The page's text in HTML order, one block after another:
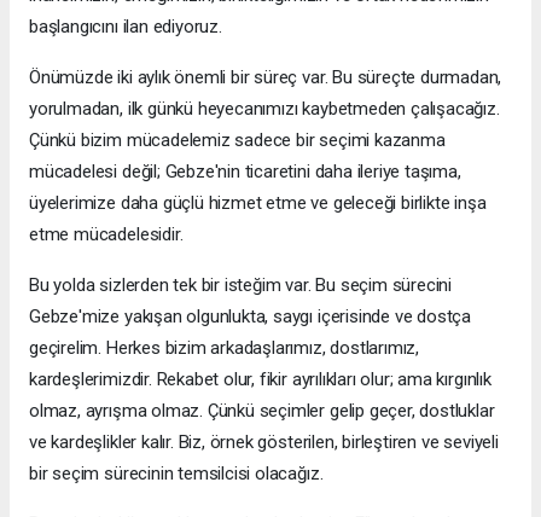
başlangıcını ilan ediyoruz.
Önümüzde iki aylık önemli bir süreç var. Bu süreçte durmadan,
yorulmadan, ilk günkü heyecanımızı kaybetmeden çalışacağız.
Çünkü bizim mücadelemiz sadece bir seçimi kazanma
mücadelesi değil; Gebze'nin ticaretini daha ileriye taşıma,
üyelerimize daha güçlü hizmet etme ve geleceği birlikte inşa
etme mücadelesidir.
Bu yolda sizlerden tek bir isteğim var. Bu seçim sürecini
Gebze'mize yakışan olgunlukta, saygı içerisinde ve dostça
geçirelim. Herkes bizim arkadaşlarımız, dostlarımız,
kardeşlerimizdir. Rekabet olur, fikir ayrılıkları olur; ama kırgınlık
olmaz, ayrışma olmaz. Çünkü seçimler gelip geçer, dostluklar
ve kardeşlikler kalır. Biz, örnek gösterilen, birleştiren ve seviyeli
bir seçim sürecinin temsilcisi olacağız.